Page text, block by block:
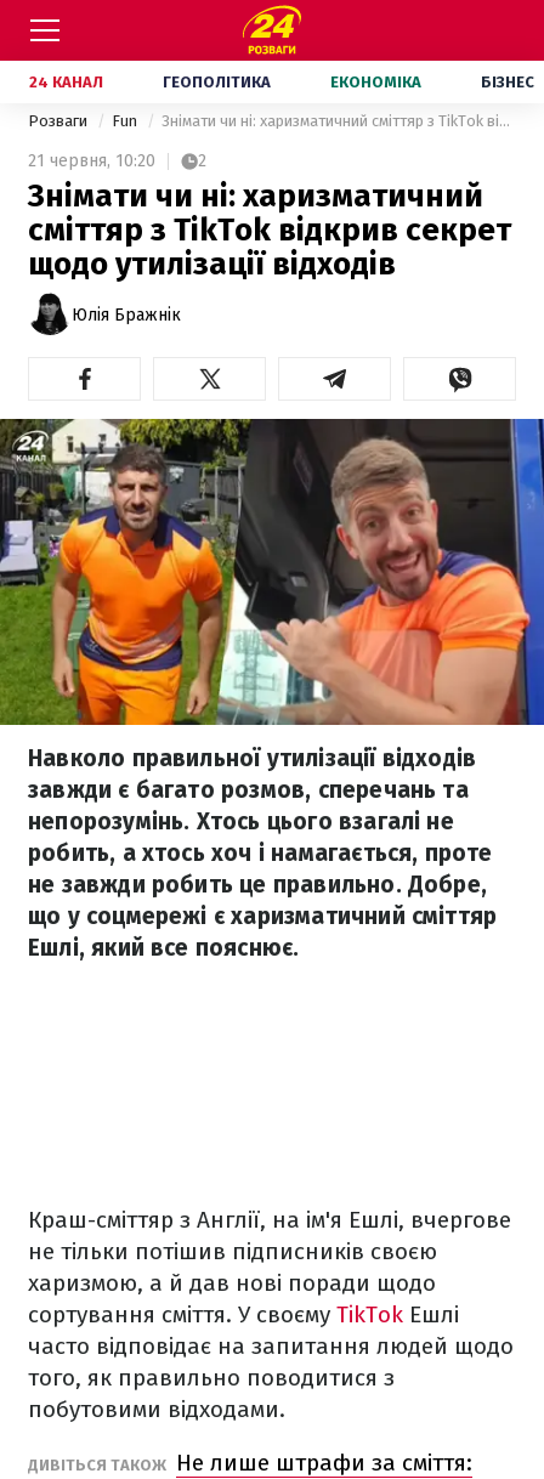
24 КАНАЛ ГЕОПОЛІТИКА ЕКОНОМІКА БІЗНЕС
Розваги Fun Знімати чи ні: харизматичний сміттяр з TikTok відкрив секрет щодо утилізації відходів
21 червня, 10:20 2
Знімати чи ні: харизматичний
сміттяр з TikTok відкрив секрет
щодо утилізації відходів
Юлія Бражнік
Навколо правильної утилізації відходів
завжди є багато розмов, сперечань та
непорозумінь. Хтось цього взагалі не
робить, а хтось хоч і намагається, проте
не завжди робить це правильно. Добре,
що у соцмережі є харизматичний сміттяр
Ешлі, який все пояснює.
Краш-сміттяр з Англії, на ім'я Ешлі, вчергове
не тільки потішив підписників своєю
харизмою, а й дав нові поради щодо
сортування сміття. У своєму TikTok Ешлі
часто відповідає на запитання людей щодо
того, як правильно поводитися з
побутовими відходами.
ДИВІТЬСЯ ТАКОЖ
Не лише штрафи за сміття: